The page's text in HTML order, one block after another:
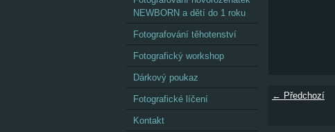
← Předchozí
NEWBORN a dětí do 1 roku
Fotografování těhotenství
Fotografický workshop
Dárkový poukaz
Fotografické líčení
Kontakt